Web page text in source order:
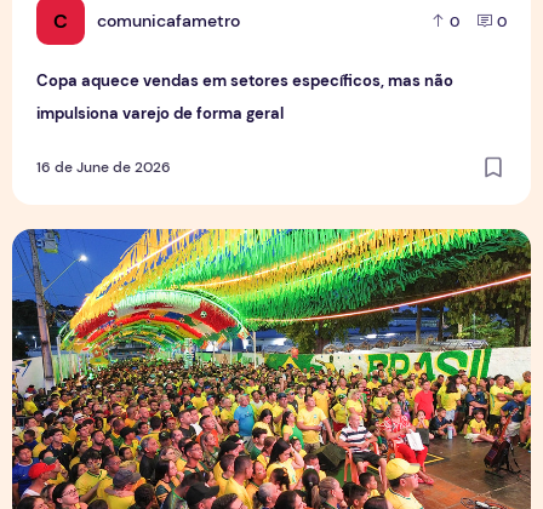
C comunicafametro 0 0
Copa aquece vendas em setores específicos, mas não
impulsiona varejo de forma geral
16 de June de 2026
Tradição das Ruas da Copa mobiliza moradores e